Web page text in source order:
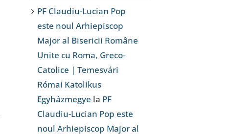
PF Claudiu-Lucian Pop
este noul Arhiepiscop
Major al Bisericii Române
Unite cu Roma, Greco-
Catolice | Temesvári
Római Katolikus
Egyházmegye la PF
Claudiu-Lucian Pop este
noul Arhiepiscop Major al